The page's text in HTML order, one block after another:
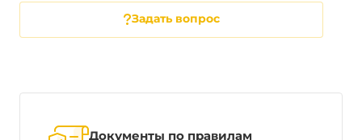
Задать вопрос
Документы по правилам